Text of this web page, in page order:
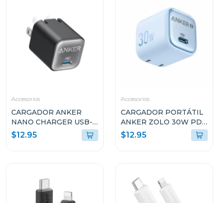
Accesorios
CARGADOR ANKER
NANO CHARGER USB-C
30W NEGRO A2147J11
$12.95
Accesorios
CARGADOR PORTÁTIL
ANKER ZOLO 30W PD
3.0 CELESTE A2698J31
$12.95